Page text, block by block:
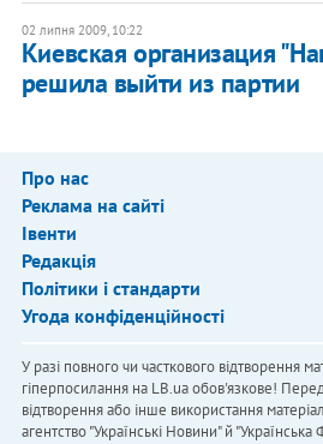
02 липня 2009, 10:22
Киевская организация
решила выйти из партии
Про нас
Реклама на сайті
Івенти
Редакція
Політики і стандарти
Угода конфіденційності
У разі повного чи часткового відтворення
гіперпосилання на LB.ua обов'язкове!
відтворення або інше використання
агентство "Українськi Новини" й